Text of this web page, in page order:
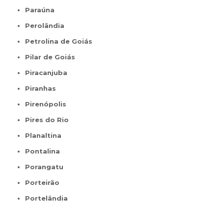
Paraúna
Perolândia
Petrolina de Goiás
Pilar de Goiás
Piracanjuba
Piranhas
Pirenópolis
Pires do Rio
Planaltina
Pontalina
Porangatu
Porteirão
Portelândia